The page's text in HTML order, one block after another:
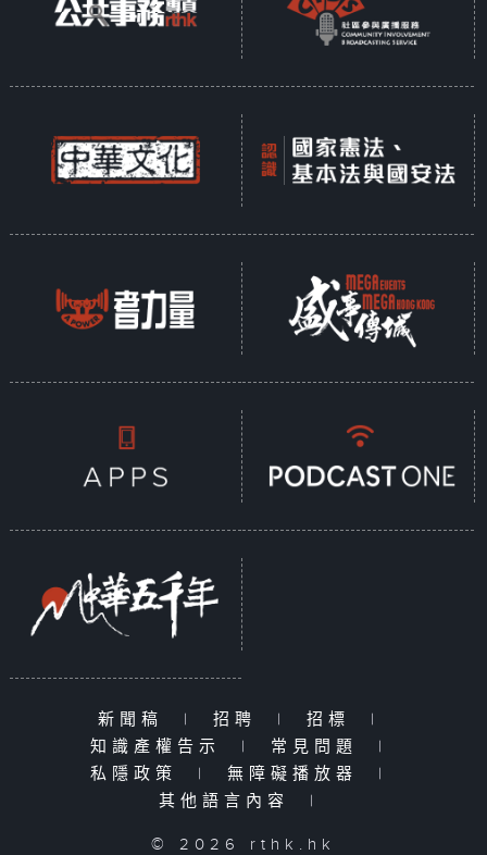
新聞稿 | 招聘 | 招標
|
知識產權告示
| 常見問題
|
私隱政策
| 無障礙播放器
|
其他語言內容
|
© 2026 rthk.hk